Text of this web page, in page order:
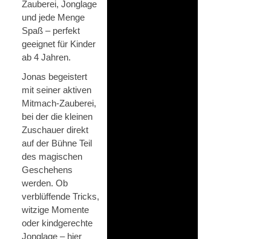
Zauberei, Jonglage
und jede Menge
Spaß – perfekt
geeignet für Kinder
ab 4 Jahren.
Jonas begeistert
mit seiner aktiven
Mitmach-Zauberei,
bei der die kleinen
Zuschauer direkt
auf der Bühne Teil
des magischen
Geschehens
werden. Ob
verblüffende Tricks,
witzige Momente
oder kindgerechte
Jonglage – hier